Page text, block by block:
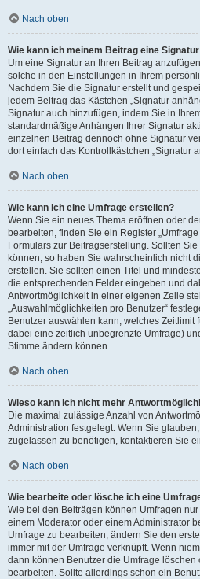
Nach oben
Wie kann ich meinem Beitrag eine
Um eine Signatur an Ihren Beitrag
solche in den Einstellungen in Ihrem
Nachdem Sie die Signatur erstellt und
jedem Beitrag das Kästchen „Signatur
Signatur auch hinzufügen, indem Sie in
standardmäßige Anhängen Ihrer Signatur
einzelnen Beitrag dennoch ohne Signatur
dort einfach das Kontrollkästchen „Signatur
Nach oben
Wie kann ich eine Umfrage erstellen?
Wenn Sie ein neues Thema eröffnen oder
bearbeiten, finden Sie ein Register
Formulars zur Beitragserstellung. Sollten
können, so haben Sie wahrscheinlich nicht
erstellen. Sie sollten einen Titel und
die entsprechenden Felder eingeben und
Antwortmöglichkeit in einer eigenen Zeile
„Auswahlmöglichkeiten pro Benutzer“
Benutzer auswählen kann, welches Zeitlimit
dabei eine zeitlich unbegrenzte Umfrage)
Stimme ändern können.
Nach oben
Wieso kann ich nicht mehr
Die maximal zulässige Anzahl von
Administration festgelegt. Wenn Sie
zugelassen zu benötigen, kontaktieren Sie
Nach oben
Wie bearbeite oder lösche ich eine
Wie bei den Beiträgen können Umfragen
einem Moderator oder einem Administrator
Umfrage zu bearbeiten, ändern Sie den
immer mit der Umfrage verknüpft. Wenn
dann können Benutzer die Umfrage löschen
bearbeiten. Sollte allerdings schon ein